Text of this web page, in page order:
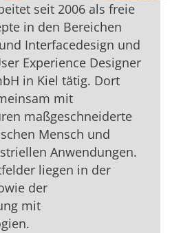
seit 2006 als freie
in den Bereichen
Interfacedesign und
Experience Designer
in Kiel tätig. Dort
mit
maßgeschneiderte
Mensch und
Anwendungen.
liegen in der
der
mit